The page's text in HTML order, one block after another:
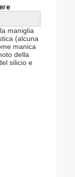
maniglia
(alcuna
manica
della
silicio e